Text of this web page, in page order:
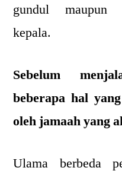
gundul maupun
kepala.
Sebelum
beberapa hal
oleh jamaah yang
Ulama berbeda